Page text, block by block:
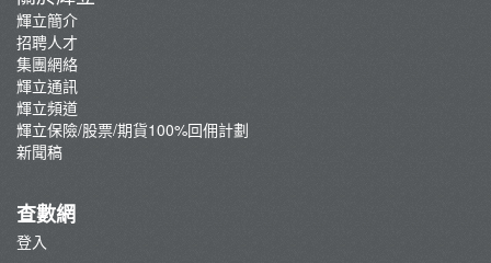
輝立簡介
招聘人才
集團網絡
輝立通訊
輝立頻道
輝立保險/股票/期貨100%回佣計劃
新聞稿
查數網
登入